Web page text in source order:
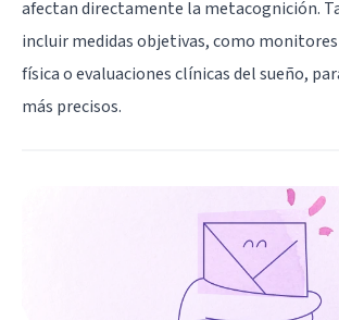
afectan directamente la metacognición.
incluir medidas objetivas, como
física o evaluaciones clínicas del sueño,
más precisos.